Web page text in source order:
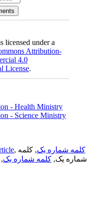
licensed under a
Attribution-
4.0
License.
- Health Ministry
- Science Ministry
, کلمه شماره یک, کلمه
شماره یک, کلمه شماره یک,